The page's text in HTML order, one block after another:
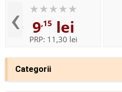
Categorii
‹ 9,15 lei
PRP: 11,30 lei